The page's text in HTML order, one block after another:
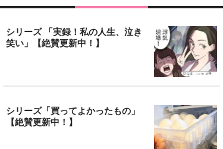
シリーズ 「実録！私の人生、泣き
笑い」【絶賛更新中！】
シリーズ「買ってよかったもの」
【絶賛更新中！】